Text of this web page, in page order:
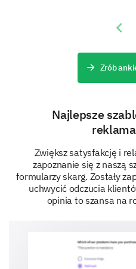
Zrób
Najlepsze
Zwiększ satysfakcję i
zapoznanie się z naszą
formularzy skarg. Zostały
uchwycić odczucia
opinia to szansa na